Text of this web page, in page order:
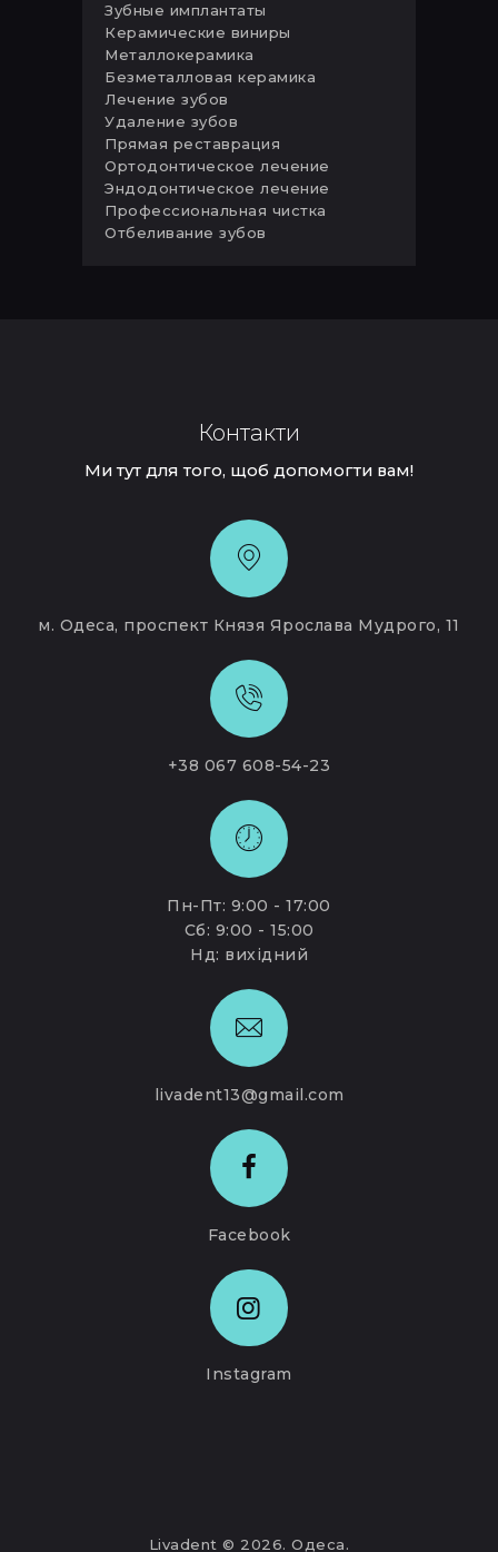
Зубные имплантаты
Керамические виниры
Металлокерамика
Безметалловая керамика
Лечение зубов
Удаление зубов
Прямая реставрация
Ортодонтическое лечение
Эндодонтическое лечение
Профессиональная чистка
Отбеливание зубов
Контакти
Ми тут для того, щоб допомогти вам!
м. Одеса, проспект Князя Ярослава Мудрого, 11
+38 067 608-54-23
Пн-Пт: 9:00 - 17:00
Сб: 9:00 - 15:00
Нд: вихідний
livadent13@gmail.com
Facebook
Instagram
Livadent © 2026. Одеса.